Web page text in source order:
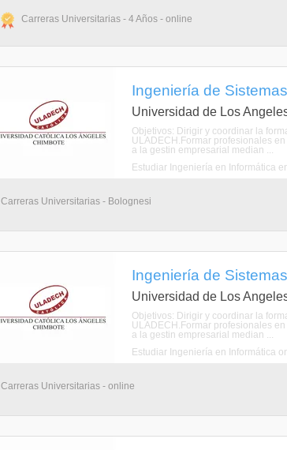
Carreras Universitarias - 4 Años - online
Ingeniería de
Universidad de Los
Objetivos: Dirigir y coordinar la
ULADECH.Formar profesionales
a la gestin empresarial median ...
Estudiar Ingeniería en Informática
Carreras Universitarias - Bolognesi
Ingeniería de
Universidad de Los
Objetivos: Dirigir y coordinar la
ULADECH.Formar profesionales
a la gestin empresarial median ...
Estudiar Ingeniería en Informática
Carreras Universitarias - online